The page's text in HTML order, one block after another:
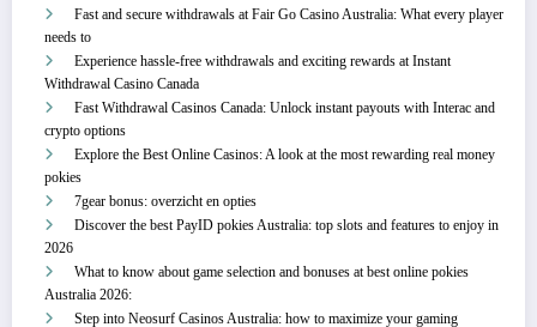
Fast and secure withdrawals at Fair Go Casino Australia: What every player
needs to
Experience hassle-free withdrawals and exciting rewards at Instant
Withdrawal Casino Canada
Fast Withdrawal Casinos Canada: Unlock instant payouts with Interac and
crypto options
Explore the Best Online Casinos: A look at the most rewarding real money
pokies
7gear bonus: overzicht en opties
Discover the best PayID pokies Australia: top slots and features to enjoy in
2026
What to know about game selection and bonuses at best online pokies
Australia 2026:
Step into Neosurf Casinos Australia: how to maximize your gaming